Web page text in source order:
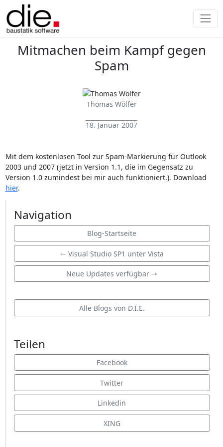
Mitmachen beim Kampf gegen
Spam
Thomas Wölfer
18. Januar 2007
Mit dem kostenlosen Tool zur Spam-Markierung für Outlook
2003 und 2007 (jetzt in Version 1.1, die im Gegensatz zu
Version 1.0 zumindest bei mir auch funktioniert.). Download
hier.
Navigation
Blog-Startseite
⇽ Visual Studio SP1 unter Vista
Neue Updates verfügbar ⇾
Alle Blogs von D.I.E.
Teilen
Facebook
Twitter
Linkedin
XING